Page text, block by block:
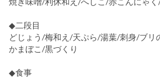
◆二段目
どじょう/梅和え/天ぷら/湯葉/刺身/ブリ
かまぼこ/黒づくり
◆食事